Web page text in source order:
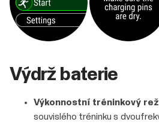
Výdrž baterie
Výkonnostní tréninkový
souvislého tréninku s